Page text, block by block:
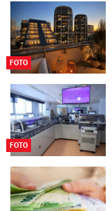
FOTO
FOTO